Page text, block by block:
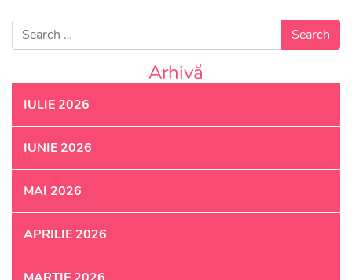
Search for:
Arhivă
IULIE 2026
IUNIE 2026
MAI 2026
APRILIE 2026